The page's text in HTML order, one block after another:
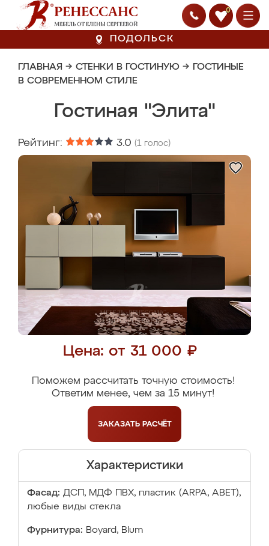
0
ПОДОЛЬСК
ГЛАВНАЯ → СТЕНКИ В ГОСТИНУЮ → ГОСТИНЫЕ
В СОВРЕМЕННОМ СТИЛЕ
Гостиная "Элита"
Рейтинг: 3.0 (1 голос)
Цена: от 31 000 ₽
Поможем рассчитать точную стоимость!
Ответим менее, чем за 15 минут!
ЗАКАЗАТЬ РАСЧЁТ
Характеристики
Фасад: ДСП, МДФ ПВХ, пластик (ARPA, ABET),
любые виды стекла
Фурнитура: Boyard, Blum